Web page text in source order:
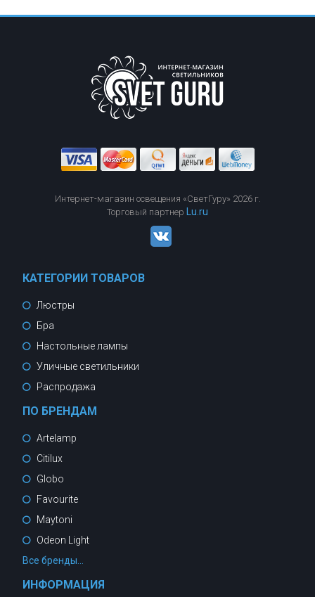
Интернет-магазин освещения «СветГуру» 2026 г.
Торговый партнер Lu.ru
КАТЕГОРИИ ТОВАРОВ
Люстры
Бра
Настольные лампы
Уличные светильники
Распродажа
ПО БРЕНДАМ
Artelamp
Citilux
Globo
Favourite
Maytoni
Odeon Light
Все бренды...
ИНФОРМАЦИЯ